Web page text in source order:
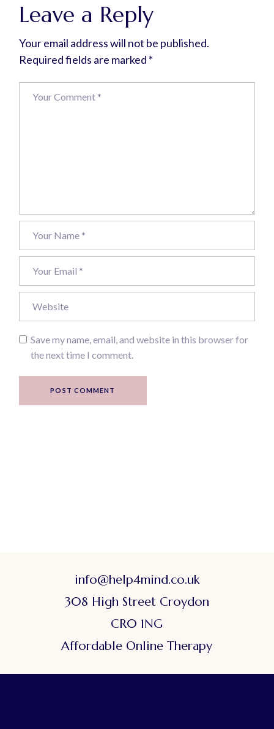
Leave a Reply
Your email address will not be published.
Required fields are marked *
Save my name, email, and website in this browser for
the next time I comment.
POST COMMENT
info@help4mind.co.uk
308 High Street Croydon
CR0 1NG
Affordable Online Therapy